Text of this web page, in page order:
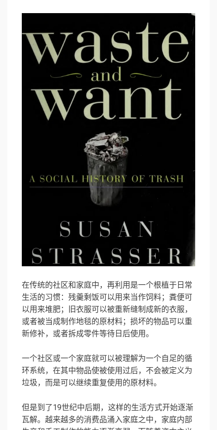
在传统的社区和家庭中，再利用是一个根植于日常
生活的习惯：残羹剩饭可以用来当作饲料；粪便可
以用来堆肥；旧衣服可以被重新缝制成新的衣服，
或者被当成制作地毯的原材料；损坏的物品可以重
新修补，或者拆成零件等待日后使用。
一个社区或一个家庭就可以被理解为一个自足的循
环系统，在其中物品使被使用过后，不会被定义为
垃圾，而是可以继续重复使用的原材料。
但是到了19世纪中后期，这样的生活方式开始逐渐
瓦解。越来越多的消费品涌入家庭之中，家庭内部